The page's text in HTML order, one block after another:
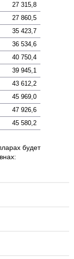
27 315,8
27 860,5
35 423,7
36 534,6
40 750,4
39 945,1
43 612,2
45 969,0
47 926,6
45 580,2
будет